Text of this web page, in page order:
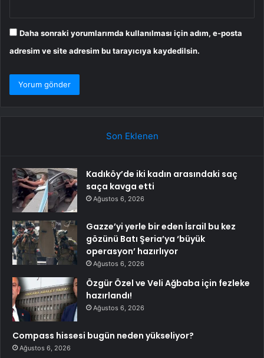
Daha sonraki yorumlarımda kullanılması için adım, e-posta
adresim ve site adresim bu tarayıcıya kaydedilsin.
Son Eklenen
Kadıköy’de iki kadın arasındaki saç
saça kavga etti
Ağustos 6, 2026
Gazze’yi yerle bir eden İsrail bu kez
gözünü Batı Şeria’ya ‘büyük
operasyon’ hazırlıyor
Ağustos 6, 2026
Özgür Özel ve Veli Ağbaba için fezleke
hazırlandı!
Ağustos 6, 2026
Compass hissesi bugün neden yükseliyor?
Ağustos 6, 2026